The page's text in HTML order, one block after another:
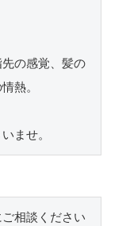
の感覚、髪の
熱。
ませ。
相談ください